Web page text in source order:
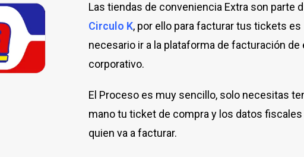
Las tiendas de conveniencia Extra son parte
Circulo K, por ello para facturar tus tickets es
necesario ir a la plataforma de facturación de
corporativo.
El Proceso es muy sencillo, solo necesitas
mano tu ticket de compra y los datos fiscales
quien va a facturar.